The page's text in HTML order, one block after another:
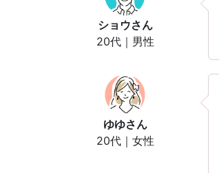
ショウさん
20代｜男性
ゆゆさん
20代｜女性